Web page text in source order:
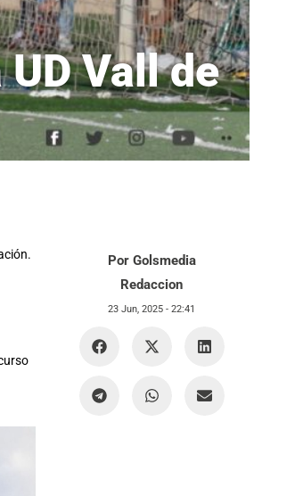
Vall de
Por Golsmedia
Redaccion
23 Jun, 2025 - 22:41